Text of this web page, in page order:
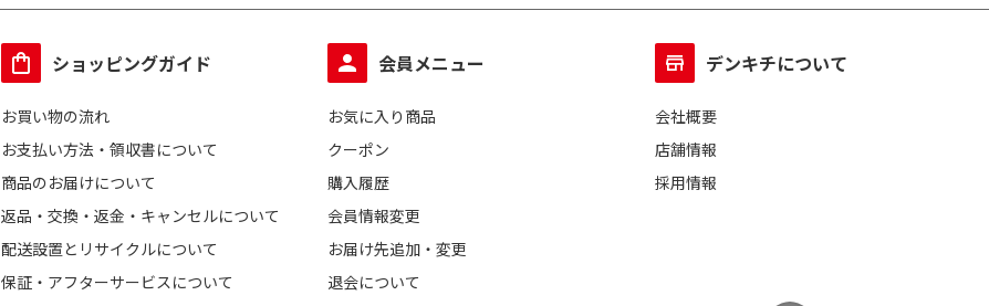
ショッピングガイド
お買い物の流れ
お支払い方法・領収書について
商品のお届けについて
返品・交換・返金・キャンセルについて
配送設置とリサイクルについて
保証・アフターサービスについて
会員メニュー
お気に入り商品
クーポン
購入履歴
会員情報変更
お届け先追加・変更
退会について
デンキチについて
会社概要
店舗情報
採用情報